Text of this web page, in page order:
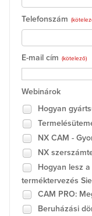
Telefonszám
E-mail cím (kötelező)
Webinárok
Hogyan
NX CAM -
NX
Hogyan lesz
terméktervezés
CAM PRO:
Beruházási